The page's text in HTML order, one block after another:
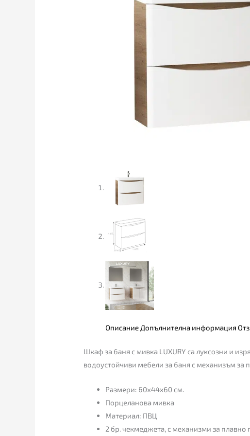
Описание Допълнителна информация
Шкаф за баня с мивка LUXURY са луксозни и
водоустойчиви мебели за баня с механизъм за
Размери: 60х44х60 см.
Порцеланова мивка
Материал: ПВЦ
2 бр. чекмеджета, с механизми за плавно